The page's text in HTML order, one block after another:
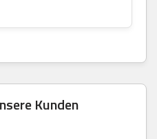
Kunden